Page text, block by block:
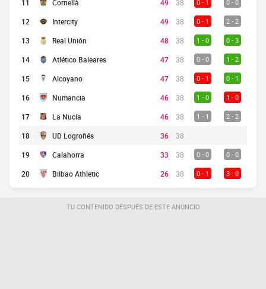
11 Cornellà 49 38 0 - 1 0 - 0
12 Intercity 49 38 0 - 1 2 - 2
13 Real Unión 48 38 1 - 0 0 - 3
14 Atlético Baleares 47 38 0 - 0 1 - 2
15 Alcoyano 47 38 0 - 1 0 - 1
16 Numancia 46 38 1 - 0 1 - 0
17 La Nucía 46 38 1 - 1 2 - 2
18 UD Logroñés 36
38
19
Calahorra 33 38 0 - 0 0 - 0
20 Bilbao Athletic 26 38 0 - 1 3 - 0
TU CONTENIDO DESPUÉS DE ESTE ANUNCIO